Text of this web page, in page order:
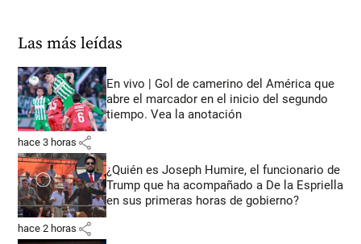
Las más leídas
En vivo | Gol de camerino del América que
abre el marcador en el inicio del segundo
tiempo. Vea la anotación
hace 3 horas share
¿Quién es Joseph Humire, el funcionario de
Trump que ha acompañado a De la Espriella
en sus primeras horas de gobierno?
hace 2 horas share